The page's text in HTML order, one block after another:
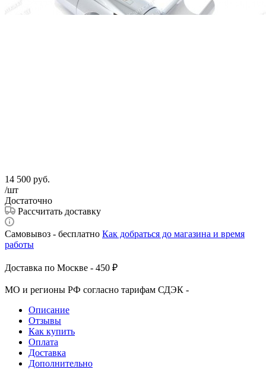
14 500 руб.
/шт
Достаточно
Рассчитать доставку
Самовывоз - бесплатно Как добраться до магазина и время
работы
Доставка по Москве - 450 ₽
МО и регионы РФ согласно тарифам СДЭК -
Описание
Отзывы
Как купить
Оплата
Доставка
Дополнительно